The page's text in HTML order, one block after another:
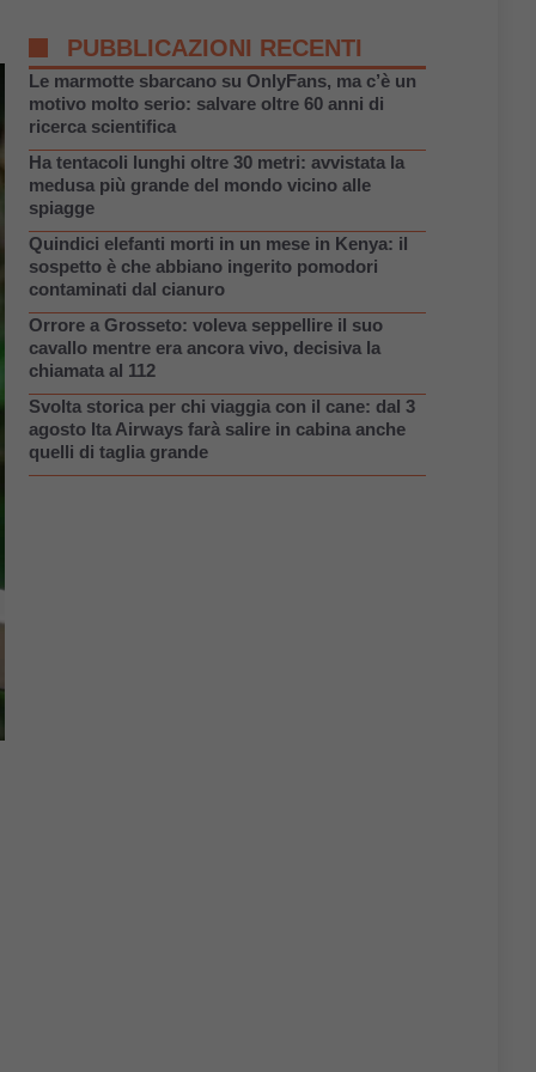
PUBBLICAZIONI RECENTI
Le marmotte sbarcano su OnlyFans, ma c’è un
motivo molto serio: salvare oltre 60 anni di
ricerca scientifica
Ha tentacoli lunghi oltre 30 metri: avvistata la
medusa più grande del mondo vicino alle
spiagge
Quindici elefanti morti in un mese in Kenya: il
sospetto è che abbiano ingerito pomodori
contaminati dal cianuro
Orrore a Grosseto: voleva seppellire il suo
cavallo mentre era ancora vivo, decisiva la
chiamata al 112
Svolta storica per chi viaggia con il cane: dal 3
agosto Ita Airways farà salire in cabina anche
quelli di taglia grande